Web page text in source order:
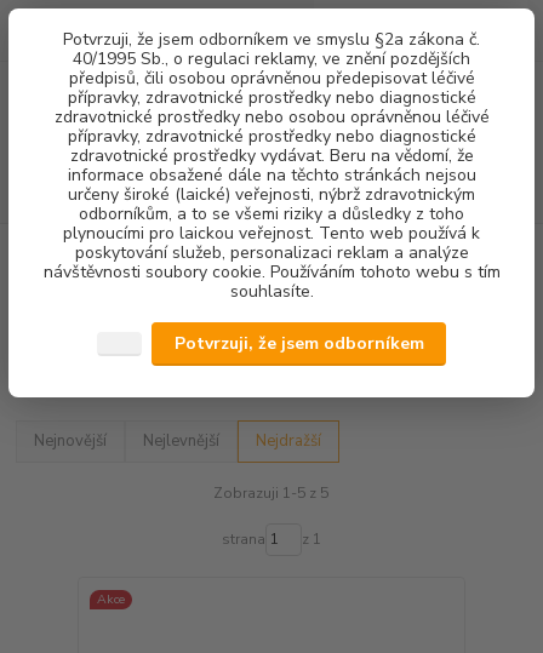
Potvrzuji, že jsem odborníkem ve smyslu §2a zákona č.
40/1995 Sb., o regulaci reklamy, ve znění pozdějších
předpisů, čili osobou oprávněnou předepisovat léčivé
přípravky, zdravotnické prostředky nebo diagnostické
zdravotnické prostředky nebo osobou oprávněnou léčivé
přípravky, zdravotnické prostředky nebo diagnostické
zdravotnické prostředky vydávat. Beru na vědomí, že
informace obsažené dále na těchto stránkách nejsou
určeny široké (laické) veřejnosti, nýbrž zdravotnickým
odborníkům, a to se všemi riziky a důsledky z toho
plynoucími pro laickou veřejnost. Tento web používá k
poskytování služeb, personalizaci reklam a analýze
návštěvnosti soubory cookie. Používáním tohoto webu s tím
souhlasíte.
Potvrzuji, že jsem odborníkem
Menu
CZK
Hledat
(Po-Pá, 8-16 hod.)
za0,00 Kč
DEZINFEKCE DOPLŇKOVÝ SORTIMENT
DOPLŇKOVÝ SORTIMENT
Upřesnit parametry
Nejnovější Nejlevnější Nejdražší
Zobrazuji 1-5 z 5
strana z 1
Akce